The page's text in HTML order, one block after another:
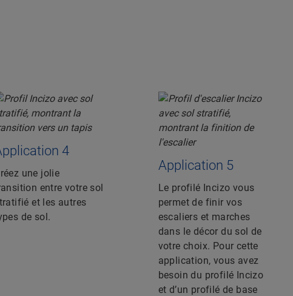
4
une jolie
entre votre sol
et les autres
de sol.
Application 5
Le profilé Incizo vous
permet de finir vos
escaliers et marches
dans le décor du sol de
votre choix. Pour cette
application, vous avez
besoin du profilé Incizo
et d’un profilé de base